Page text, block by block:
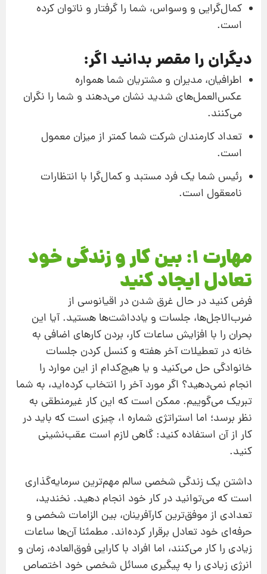
کمال‌گرایی و وسواس، شما را گرفتار و ناتوان کرده
است.
دیگران را مقصر بدانید اگر:
اطرافیان، مدیران و مشتریان شما همواره
عکس‌العمل‌های شدید نشان می‌دهند و شما را نگران
می‌کنند.
تعداد کارمندان شرکت شما کمتر از میزان معمول
است.
رئیس شما یک فرد مستبد و کمال‌گرا با انتظارات
نامعقول است.
مهارت 1: بین کار و زندگی خود
تعادل ایجاد کنید
فرض کنید در حال غرق شدن در اقیانوسی از
ضرب‌الاجل‌ها، جلسات و یادداشت‌ها هستید. آیا این
بحران را با افزایش ساعات کار، بردن کارهای اضافی به
خانه در تعطیلات آخر هفته و کنسل کردن جلسات
خانوادگی حل می‌کنید و یا هیچ‌کدام از این موارد را
انجام نمی‌دهید؟ اگر مورد آخر را انتخاب کرده‌اید، به شما
تبریک می‌گوییم. ممکن است که این کار غیرمنطقی به
نظر برسد؛ اما استراتژی شماره 1، چیزی است که باید در
کار از آن استفاده کنید: گاهی لازم است عقب‌نشینی
کنید.
داشتن یک زندگی شخصی سالم مهم‌ترین سرمایه‌گذاری
است که می‌توانید در کار خود انجام دهید. نخندید،
تعدادی از موفق‌ترین کارآفرینان، بین الزامات شخصی و
حرفه‌ای خود تعادل برقرار کرده‌اند. مطمئنا آن‌ها ساعات
زیادی را کار می‌کنند، اما افراد با کارایی فوق‌العاده، زمان و
انرژی زیادی را به پیگیری مسائل شخصی خود اختصاص